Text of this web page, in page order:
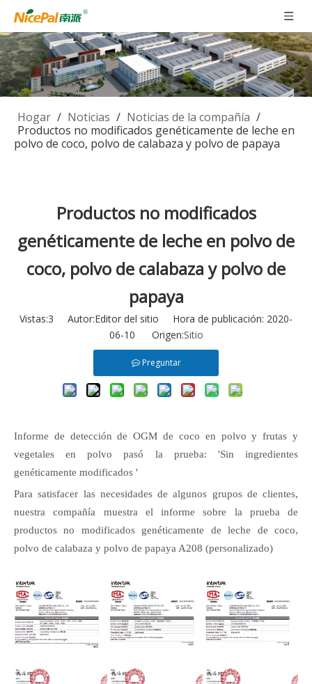
Hogar / Noticias / Noticias de la compañía /
Productos no modificados genéticamente de leche en
polvo de coco, polvo de calabaza y polvo de papaya
Productos no modificados
genéticamente de leche en polvo de
coco, polvo de calabaza y polvo de
papaya
Vistas:3 Autor:Editor del sitio Hora de publicación: 2020-
06-10 Origen:Sitio
Preguntar
Informe de detección de OGM de coco en polvo y frutas y
vegetales en polvo pasó la prueba: 'Sin ingredientes
genéticamente modificados '
Para satisfacer las necesidades de algunos grupos de clientes,
nuestra compañía muestra el informe sobre la prueba de
productos no modificados genéticamente de leche de coco,
polvo de calabaza y polvo de papaya A208 (personalizado)